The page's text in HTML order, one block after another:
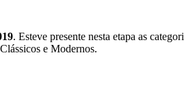
. Esteve presente nesta etapa as
e Modernos.